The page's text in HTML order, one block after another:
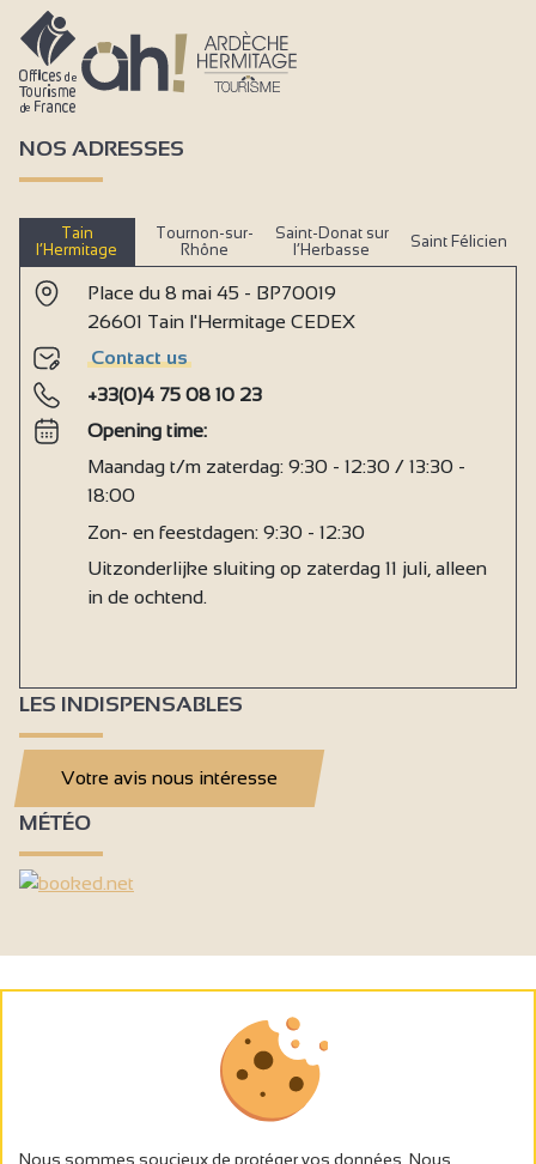
NOS ADRESSES
Tain
l’Hermitage
Tournon-sur-
Rhône
Saint-Donat sur
l’Herbasse
Saint Félicien
Place du 8 mai 45 - BP70019
26601 Tain l'Hermitage CEDEX
Contact us
+33(0)4 75 08 10 23
Opening time:
Maandag t/m zaterdag: 9:30 - 12:30 / 13:30 -
18:00
Zon- en feestdagen: 9:30 - 12:30
Uitzonderlijke sluiting op zaterdag 11 juli, alleen
in de ochtend.
LES INDISPENSABLES
Votre avis nous intéresse
MÉTÉO
Nous sommes soucieux de protéger vos données. Nous